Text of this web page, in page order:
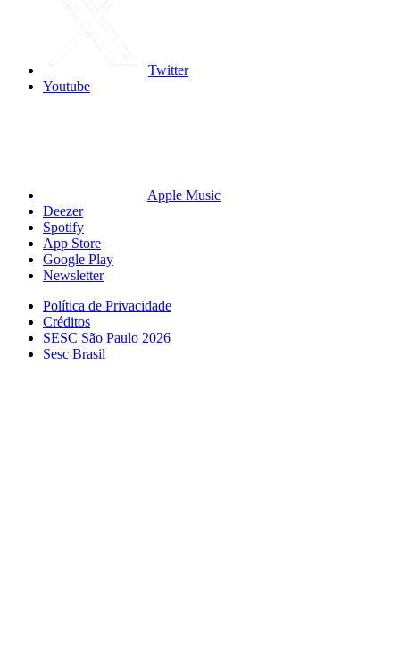
Twitter
Youtube
Apple Music
Deezer
Spotify
App Store
Google Play
Newsletter
Política de Privacidade
Créditos
SESC São Paulo 2026
Sesc Brasil